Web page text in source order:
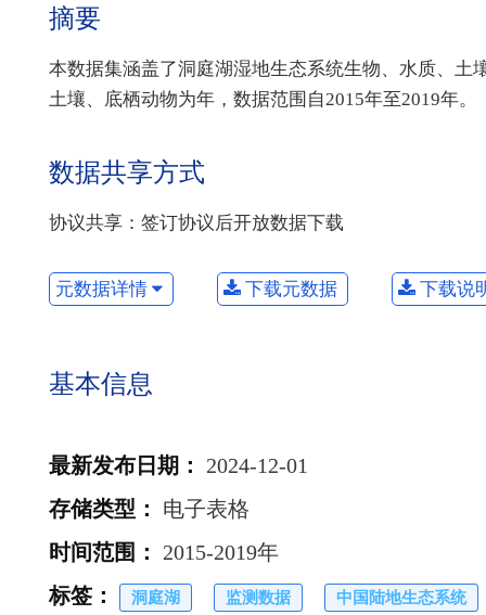
摘要
本数据集涵盖了洞庭湖湿地生态系统生物、水质、
土壤、底栖动物为年，数据范围自2015年至2019年。
数据共享方式
协议共享：签订协议后开放数据下载
元数据详情 下载元数据 下载说
基本信息
最新发布日期 ：
2024-12-01
存储类型 ：
电子表格
时间范围 ：
2015-2019年
标签 ： 洞庭湖 监测数据 中国陆地生态系统